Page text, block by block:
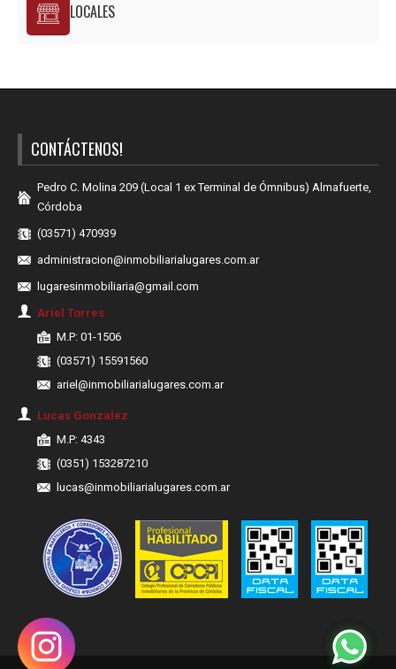
LOCALES
CONTÁCTENOS!
Pedro C. Molina 209 (Local 1 ex Terminal de Ómnibus) Almafuerte,
Córdoba
(03571) 470939
administracion@inmobiliarialugares.com.ar
lugaresinmobiliaria@gmail.com
Ariel Torres
M.P: 01-1506
(03571) 15591560
ariel@inmobiliarialugares.com.ar
Lucas Gonzalez
M.P: 4343
(0351) 153287210
lucas@inmobiliarialugares.com.ar